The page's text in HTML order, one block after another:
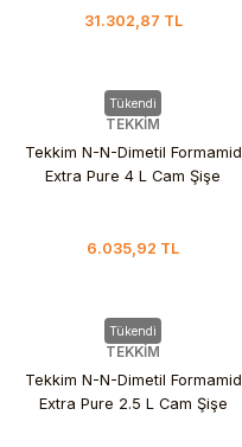
31.302,87 TL
Tükendi
TEKKİM
Tekkim N-N-Dimetil Formamid
Extra Pure 4 L Cam Şişe
6.035,92 TL
Tükendi
TEKKİM
Tekkim N-N-Dimetil Formamid
Extra Pure 2.5 L Cam Şişe